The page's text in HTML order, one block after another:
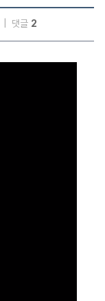
댓글 2